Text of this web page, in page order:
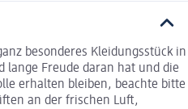
besonderes Kleidungsstück in
lange Freude daran hat und die
erhalten bleiben, beachte bitte
an der frischen Luft,